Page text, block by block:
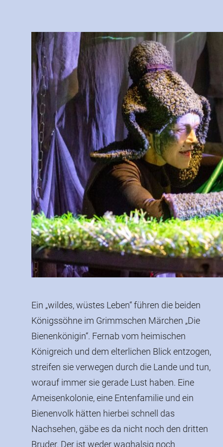
Ein „wildes, wüstes Leben“ führen die beiden
Königssöhne im Grimmschen Märchen „Die
Bienenkönigin“. Fernab vom heimischen
Königreich und dem elterlichen Blick entzogen,
streifen sie verwegen durch die Lande und tun,
worauf immer sie gerade Lust haben. Eine
Ameisenkolonie, eine Entenfamilie und ein
Bienenvolk hätten hierbei schnell das
Nachsehen, gäbe es da nicht noch den dritten
Bruder. Der ist weder waghalsig noch
großmäulig, sondern sanftmütig und
nachdenklich – und stellt sich seinen Brüdern in
den Weg, als die den Tieren zu Leibe rücken
wollen. Aber weil das Leben von Königssöhnen
nicht aus hedonistischem Umherstreifen allein
bestehen kann, müssen bald Prüfungen
bestanden und Prinzessinnen befreit werden.
Doch mit Muskelkraft und Scharfsinn allein
lassen sich die Aufgaben nicht lösen. Was
braucht es, um als wahrer Held vom Feld zu